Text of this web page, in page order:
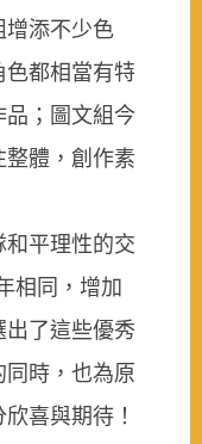
增添不少色
色都相當有特
；圖文組今
體，創作素
平理性的交
相同，增加
了這些優秀
時，也為原
喜與期待！